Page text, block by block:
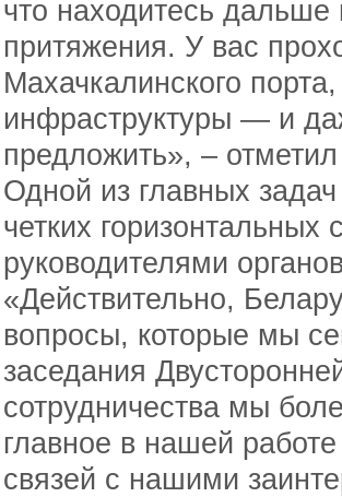
что находитесь дальше
притяжения. У вас
Махачкалинского
инфраструктуры — и
предложить», –
Одной из главных
четких
руководителями
«Действительно,
вопросы, которые мы
заседания
сотрудничества мы
главное в нашей
связей с нашими